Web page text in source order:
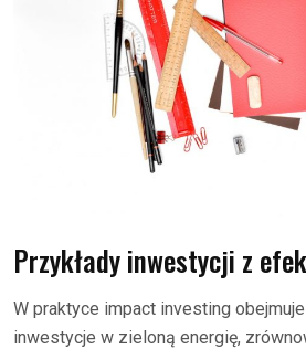
Przykłady inwestycji z
W praktyce impact investing
inwestycje w zieloną energię,